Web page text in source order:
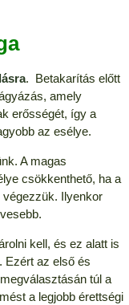
. Betakarítás előtt
amely
erősségét, így a
az esélye.
A magas
csökkenthető, ha a
Ilyenkor
kell, és ez alatt is
Ezért az első és
túl a
a legjobb érettségi